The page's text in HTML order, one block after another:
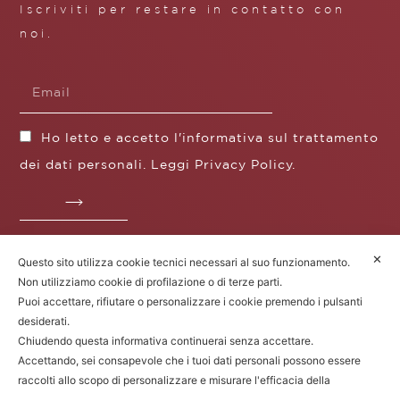
Iscriviti per restare in contatto con
noi.
Ho letto e accetto l'informativa sul trattamento
dei dati personali. Leggi Privacy Policy
Operazione / progetto co-finanziato dal POS FESR
Toscana 2014-2020
Fratelli Borgioli Srl – Via
✕
Questo sito utilizza cookie tecnici necessari al suo funzionamento.
Non utilizziamo cookie di profilazione o di terze parti.
Puoi accettare, rifiutare o personalizzare i cookie premendo i pulsanti
desiderati.
Chiudendo questa informativa continuerai senza accettare.
Accettando, sei consapevole che i tuoi dati personali possono essere
raccolti allo scopo di personalizzare e misurare l'efficacia della